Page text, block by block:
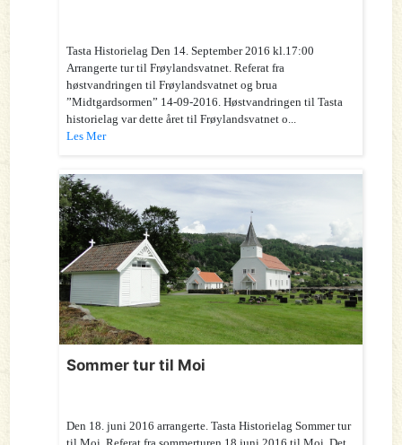
Tasta Historielag Den 14. September 2016 kl.17:00
Arrangerte tur til Frøylandsvatnet. Referat fra
høstvandringen til Frøylandsvatnet og brua
”Midtgardsormen” 14-09-2016. Høstvandringen til Tasta
historielag var dette året til Frøylandsvatnet o...
Les Mer
Sommer tur til Moi
Den 18. juni 2016 arrangerte. Tasta Historielag Sommer tur